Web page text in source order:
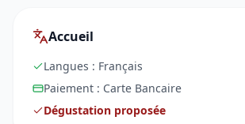
Accueil
Langues : Français
Paiement : Carte Bancaire
Dégustation proposée